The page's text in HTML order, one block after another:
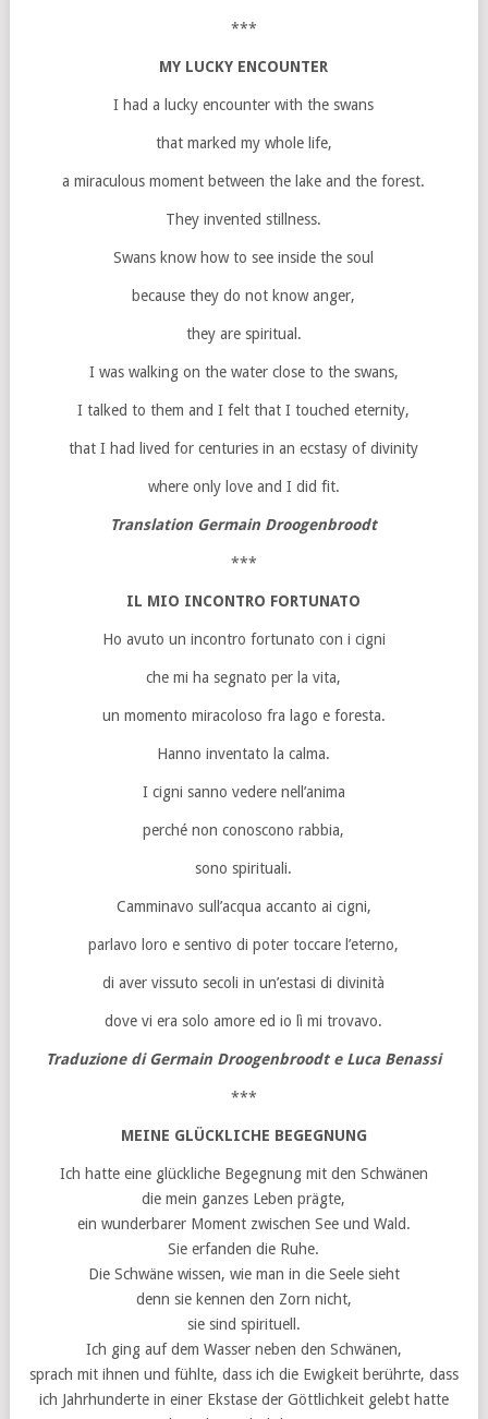
***
MY LUCKY ENCOUNTER
I had a lucky encounter with the swans
that marked my whole life,
a miraculous moment between the lake and the forest.
They invented stillness.
Swans know how to see inside the soul
because they do not know anger,
they are spiritual.
I was walking on the water close to the swans,
I talked to them and I felt that I touched eternity,
that I had lived for centuries in an ecstasy of divinity
where only love and I did fit.
Translation Germain Droogenbroodt
***
IL MIO INCONTRO FORTUNATO
Ho avuto un incontro fortunato con i cigni
che mi ha segnato per la vita,
un momento miracoloso fra lago e foresta.
Hanno inventato la calma.
I cigni sanno vedere nell’anima
perché non conoscono rabbia,
sono spirituali.
Camminavo sull’acqua accanto ai cigni,
parlavo loro e sentivo di poter toccare l’eterno,
di aver vissuto secoli in un’estasi di divinità
dove vi era solo amore ed io lì mi trovavo.
Traduzione di Germain Droogenbroodt e Luca Benassi
***
MEINE GLÜCKLICHE BEGEGNUNG
Ich hatte eine glückliche Begegnung mit den Schwänen
die mein ganzes Leben prägte,
ein wunderbarer Moment zwischen See und Wald.
Sie erfanden die Ruhe.
Die Schwäne wissen, wie man in die Seele sieht
denn sie kennen den Zorn nicht,
sie sind spirituell.
Ich ging auf dem Wasser neben den Schwänen,
sprach mit ihnen und fühlte, dass ich die Ewigkeit berührte, dass
ich Jahrhunderte in einer Ekstase der Göttlichkeit gelebt hatte